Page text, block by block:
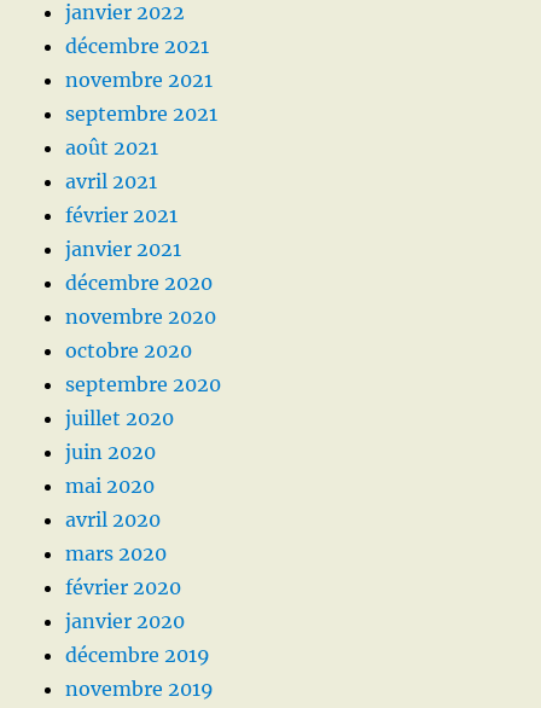
janvier 2022
décembre 2021
novembre 2021
septembre 2021
août 2021
avril 2021
février 2021
janvier 2021
décembre 2020
novembre 2020
octobre 2020
septembre 2020
juillet 2020
juin 2020
mai 2020
avril 2020
mars 2020
février 2020
janvier 2020
décembre 2019
novembre 2019